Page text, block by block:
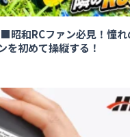
和RCファン必見！憧れ
を初めて操縦する！